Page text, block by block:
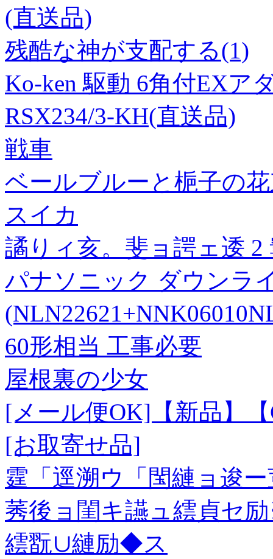
(直送品)
残酷な神が支配する(1)
Ko-ken 駆動 6角付EXア
RSX234/3-KH(直送品)
戦車
ベールブルーと梔子の
スイカ
譎りィ亥。斐ョ諤ェ逶 2
パナソニック ダウンラ
60形相当 工事必要
屋根裏の少女
[メール便OK]【新品】
[お取寄せ品]
霆「逕溯ウ「閠縺ョ逡
莠後ョ閨キ讌ュ繧貞セ
繧翫∪縺励◆ス